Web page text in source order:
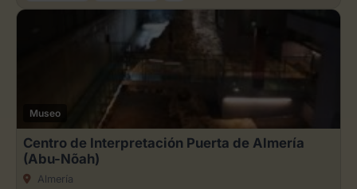
Museo
Centro de Interpretación Puerta de Almería
(Abu-Nõah)
Almería